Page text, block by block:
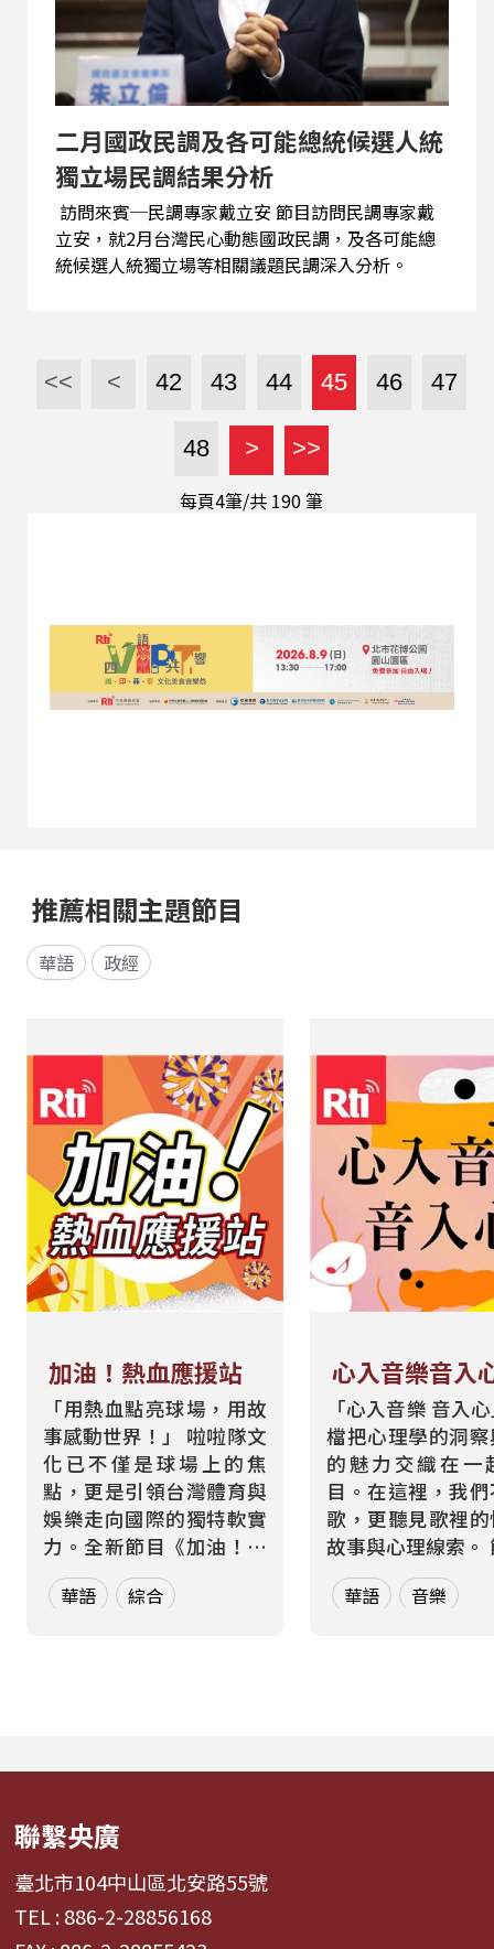
二月國政民調及各可能總統候選人統
獨立場民調結果分析
訪問來賓─民調專家戴立安 節目訪問民調專家戴
立安，就2月台灣民心動態國政民調，及各可能總
統候選人統獨立場等相關議題民調深入分析。
<< < 42 43 44 45 46 47
48 > >>
每頁4筆/共 190筆
推薦相關主題節目
華語 政經
加油！熱血應援站
「用熱血點亮球場，用故
事感動世界！」 啦啦隊文
化已不僅是球場上的焦
點，更是引領台灣體育與
娛樂走向國際的獨特軟實
力。全新節目《加油！熱
血應援站》，由香港藝人
張啟樂與影視運動產業專
啦啦隊...
華語 綜合
心入音樂音入
「心入音樂 音入
檔把心理學的洞
的魅力交織在一
目。在這裡，我
歌，更聽見歌裡
故事與心理線索。 節目從
心理學的角度出
聽眾探索音樂如
舞、想流淚...
華語 音樂
聯繫央廣
臺北市104中山區北安路55號
TEL : 886-2-28856168